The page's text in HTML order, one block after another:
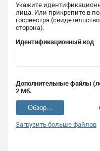
Укажите
лица. Или прикрепите в
госреестра
сторона).
Идентификационный код
Дополнительные файлы
2 Мб.
Обзор...
Загрузить больше файлов